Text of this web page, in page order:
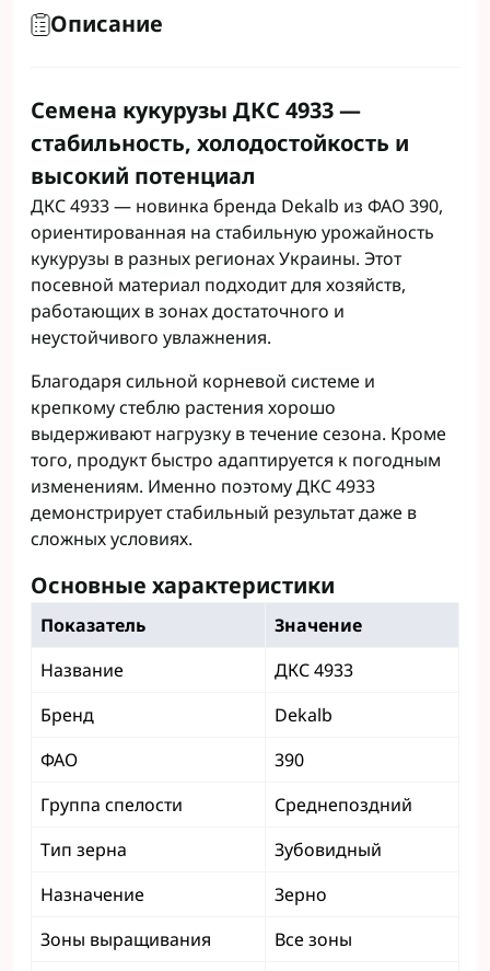
Описание
Семена кукурузы ДКС 4933 —
стабильность, холодостойкость и
высокий потенциал
ДКС 4933 — новинка бренда Dekalb из ФАО 390,
ориентированная на стабильную урожайность
кукурузы в разных регионах Украины. Этот
посевной материал подходит для хозяйств,
работающих в зонах достаточного и
неустойчивого увлажнения.
Благодаря сильной корневой системе и
крепкому стеблю растения хорошо
выдерживают нагрузку в течение сезона. Кроме
того, продукт быстро адаптируется к погодным
изменениям. Именно поэтому ДКС 4933
демонстрирует стабильный результат даже в
сложных условиях.
Основные характеристики
Показатель
Значение
Название
ДКС 4933
Бренд
Dekalb
ФАО
390
Группа спелости
Среднепоздний
Тип зерна
Зубовидный
Назначение
Зерно
Зоны выращивания
Все зоны